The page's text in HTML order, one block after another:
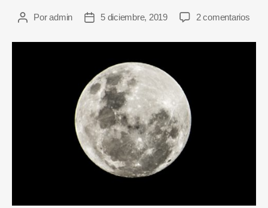
Poradmin 5 diciembre, 2019 2 comentarios